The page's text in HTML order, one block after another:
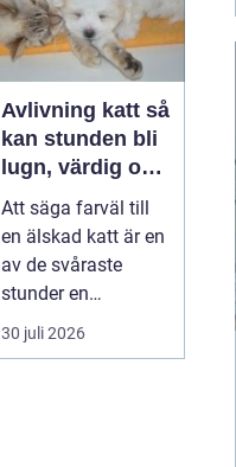
Avlivning katt så
kan stunden bli
lugn, värdig och
trygg
Att säga farväl till
en älskad katt är en
av de svåraste
stunder en
djurägare går
igenom. Beslutet o...
30 juli 2026